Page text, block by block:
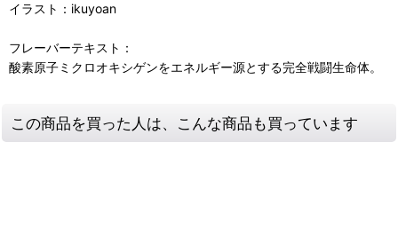
イラスト：ikuyoan
フレーバーテキスト：
酸素原子ミクロオキシゲンをエネルギー源とする完全戦闘生命体。
この商品を買った人は、こんな商品も買っています